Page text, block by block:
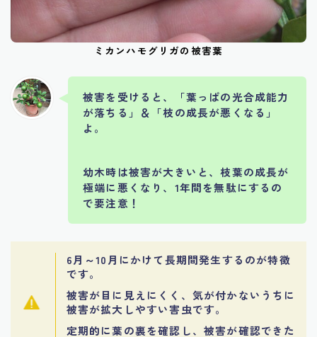
ミカンハモグリガの被害葉
被害を受けると、「葉っぱの光合成能力
が落ちる」＆「枝の成長が悪くなる」
よ。
幼木時は被害が大きいと、枝葉の成長が
極端に悪くなり、1年間を無駄にするの
で要注意！
6月～10月にかけて長期間発生するのが特徴
です。
被害が目に見えにくく、気が付かないうちに
被害が拡大しやすい害虫です。
定期的に葉の裏を確認し、被害が確認できた